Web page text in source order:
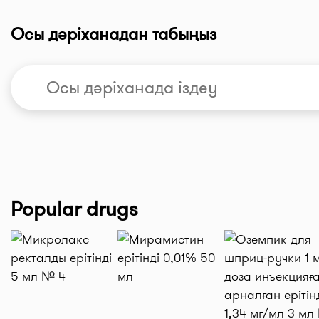
Осы дәріханадан табыңыз
Popular drugs